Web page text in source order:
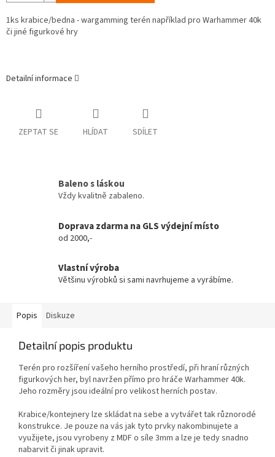
1ks krabice/bedna - wargamming terén například pro Warhammer 40k
či jiné figurkové hry
Detailní informace
ZEPTAT SE HLÍDAT SDÍLET
Baleno s láskou
Vždy kvalitně zabaleno.
Doprava zdarma na GLS výdejní místo
od 2000,-
Vlastní výroba
Většinu výrobků si sami navrhujeme a vyrábíme.
Popis Diskuze
Detailní popis produktu
Terén pro rozšíření vašeho herního prostředí, při hraní různých
figurkových her, byl navržen přímo pro hráče Warhammer 40k.
Jeho rozměry jsou ideální pro velikost herních postav.
Krabice/kontejnery lze skládat na sebe a vytvářet tak různorodé
konstrukce. Je pouze na vás jak tyto prvky nakombinujete a
využijete, jsou vyrobeny z MDF o síle 3mm a lze je tedy snadno
nabarvit či jinak upravit.